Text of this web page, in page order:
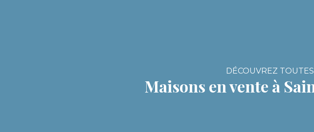
DÉCOUVREZ
Maisons en vente à